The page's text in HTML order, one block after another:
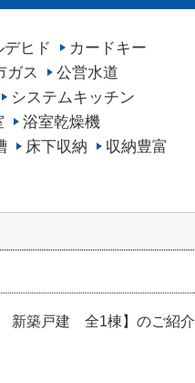
ヒド
カードキー
ガス
公営水道
システムキッチン
浴室乾燥機
床下収納 収納豊富
新築戸建 全1棟】のご紹介